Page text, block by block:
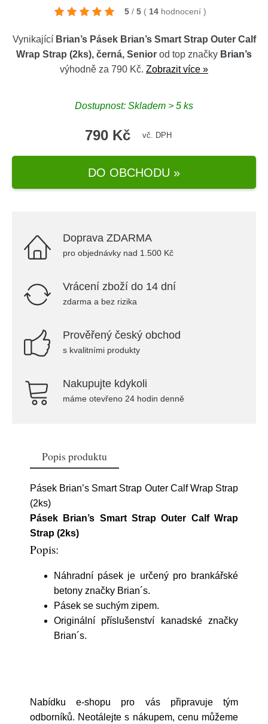
5 / 5 ( 14 hodnocení )
Vynikající Brian’s Pásek Brian’s Smart Strap Outer Calf
Wrap Strap (2ks), černá, Senior od top značky Brian’s
výhodně za 790 Kč. Zobrazit více »
Dostupnost: Skladem > 5 ks
790 Kč vč. DPH
DO OBCHODU »
Doprava ZDARMA
pro objednávky nad 1.500 Kč
Vrácení zboží do 14 dní
zdarma a bez rizika
Prověřený český obchod
s kvalitními produkty
Nakupujte kdykoli
máme otevřeno 24 hodin denně
Popis produktu
Pásek Brian’s Smart Strap Outer Calf Wrap Strap
(2ks)
Pásek Brian’s Smart Strap Outer Calf Wrap
Strap (2ks)
Popis:
Náhradní pásek je určený pro brankářské
betony značky Brian´s.
Pásek se suchým zipem.
Originální příslušenství kanadské značky
Brian´s.
Nabídku e-shopu pro vás připravuje tým
odborníků. Neotálejte s nákupem, cenu můžeme